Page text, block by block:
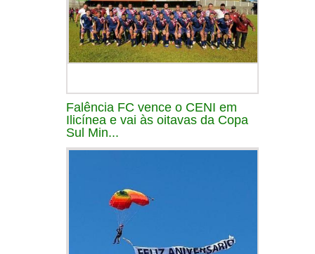
Falência FC vence o CENI em
Ilicínea e vai às oitavas da Copa
Sul Min...